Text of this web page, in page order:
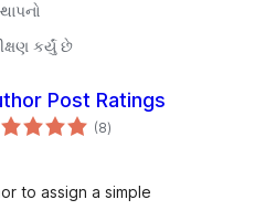
કર્યું છે
Post Ratings
(8કુલ
રેટિંગ્સ
)
to assign a simple